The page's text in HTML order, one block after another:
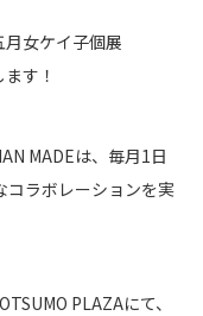
女ケイ子個展
す！
MADEは、毎月1日
コラボレーションを実
PLAZAにて、